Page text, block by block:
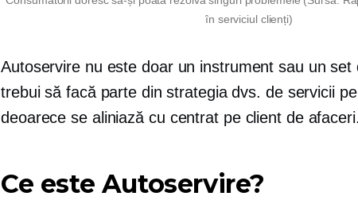
în serviciul clienți)
Autoservirenu este doar un instrument sau un set
trebui să facă parte din strategia dvs. de servicii
deoarece se aliniază cu centrat pe clientde afaceri.
Ce este Autoservire?